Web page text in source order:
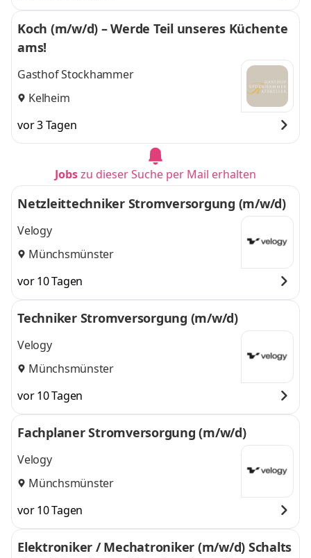
Koch (m/w/d) – Werde Teil unseres Küchente
ams!
Gasthof Stockhammer
Kelheim
vor 3 Tagen
Jobszu dieser Suche per Mail erhalten
Netzleittechniker Stromversorgung (m/w/d)
Velogy
Münchsmünster
vor 10 Tagen
Techniker Stromversorgung (m/w/d)
Velogy
Münchsmünster
vor 10 Tagen
Fachplaner Stromversorgung (m/w/d)
Velogy
Münchsmünster
vor 10 Tagen
Elektroniker / Mechatroniker (m/w/d) Schalts